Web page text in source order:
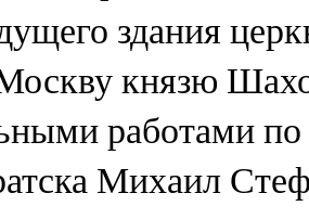
здания
князю
работами
Михаил